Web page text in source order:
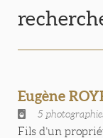
Eugène
5
Fils d’un